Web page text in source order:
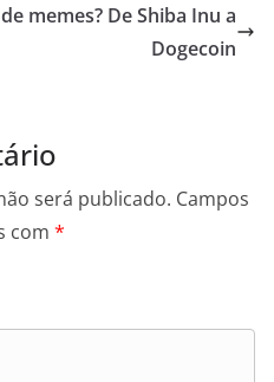
memes? De Shiba Inu a
Dogecoin
será publicado. Campos
com *